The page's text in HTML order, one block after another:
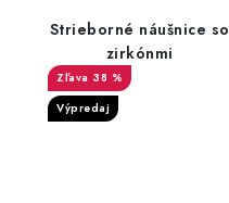
Strieborné náušnice so
zirkónmi
38 %
Výpredaj